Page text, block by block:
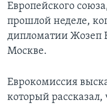
Европейского
прошлой неделе,
дипломатии Жозеп
Москве.
Еврокомиссия
который рассказал,